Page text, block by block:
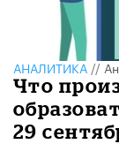
АНАЛИТИКА //
Что
29